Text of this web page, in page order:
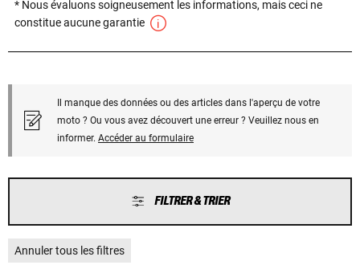
* Nous évaluons soigneusement les informations, mais ceci ne
constitue aucune garantie
Il manque des données ou des articles dans l'aperçu de votre
moto ? Ou vous avez découvert une erreur ? Veuillez nous en
informer. Accéder au formulaire
FILTRER & TRIER
Annuler tous les filtres